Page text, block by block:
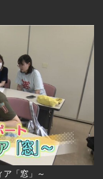
「窓」～